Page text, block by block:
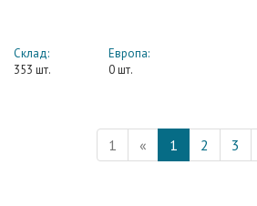
Склад:
353 шт.
Европа:
0 шт.
1 « 1 2 3